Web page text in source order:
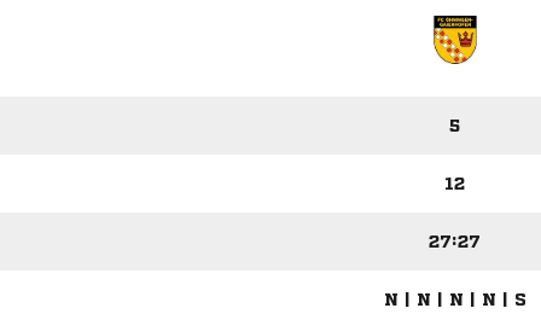
5
12
27:27
N | N | N | N | S